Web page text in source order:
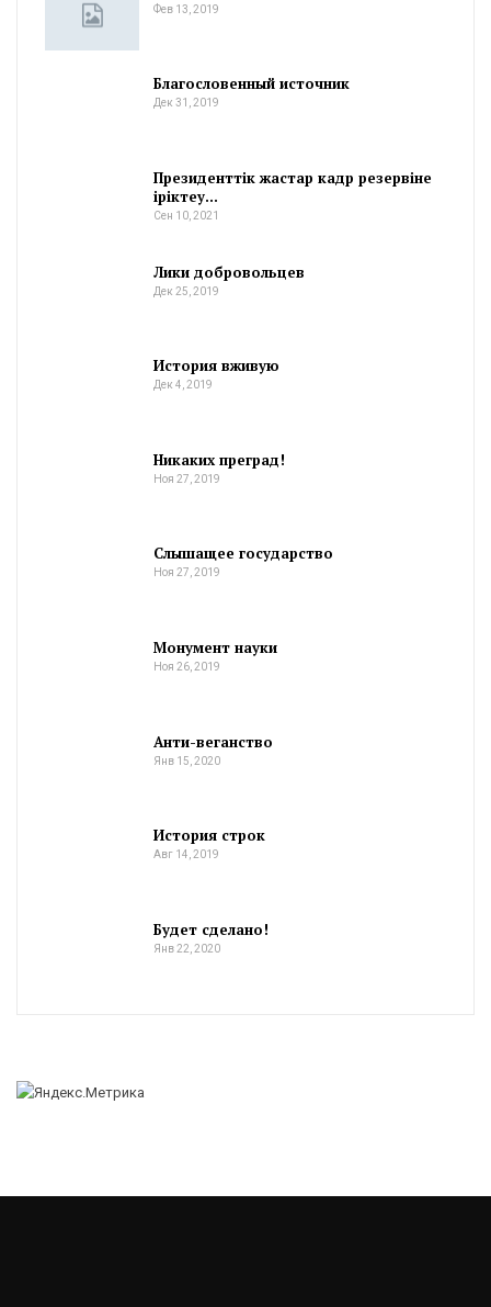
Фев 13, 2019
Благословенный источник
Дек 31, 2019
Президенттік жастар кадр резервіне
іріктеу…
Сен 10, 2021
Лики добровольцев
Дек 25, 2019
История вживую
Дек 4, 2019
Никаких преград!
Ноя 27, 2019
Слышащее государство
Ноя 27, 2019
Монумент науки
Ноя 26, 2019
Анти-веганство
Янв 15, 2020
История строк
Авг 14, 2019
Будет сделано!
Янв 22, 2020